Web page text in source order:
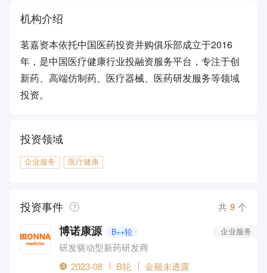
机构介绍
茗嘉资本依托中国医药投资并购俱乐部成立于2016
年，是中国医疗健康行业投融资服务平台，专注于创
新药、高端仿制药、医疗器械、医药研发服务等领域
投资。
投资领域
企业服务 医疗健康
投资事件 共 9 个
博诺康源 B++轮
研发驱动型新药研发商
企业服务
2023-08 B轮 金额未透露